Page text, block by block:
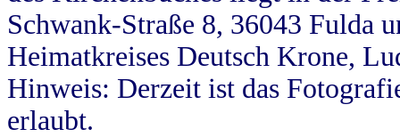
Schwank-Straße 8, 36043 Fulda
Heimatkreises Deutsch Krone,
Hinweis: Derzeit ist das
erlaubt.